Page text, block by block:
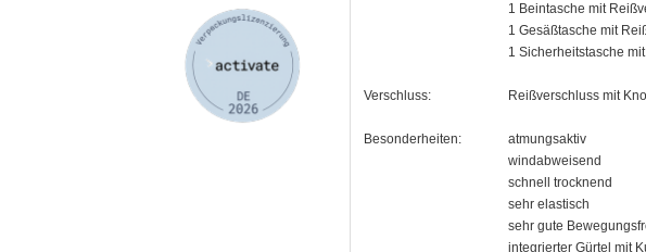
1 Beintasche mit
1 Gesäßtasche mit
1 Sicherheitstasche
Verschluss: Reißverschluss mit
Besonderheiten:
atmungsaktiv
windabweisend
schnell trocknend
sehr elastisch
sehr gute
integrierter Gürtel mit